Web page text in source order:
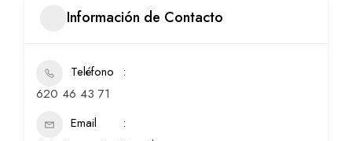
Información de Contacto
Teléfono
620 46 43 71
Email